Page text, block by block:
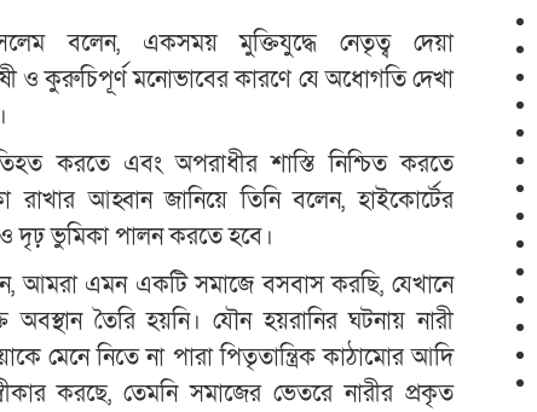
বলেন, একসময় মুক্তিযুদ্ধে নেতৃত্ব দেয়া
ও কুরুচিপূর্ণ মনোভাবের কারণে যে অধোগতি দেখা
করতে এবং অপরাধীর শাস্তি নিশ্চিত করতে
আহ্বান জানিয়ে তিনি বলেন, হাইকোর্টের
দৃঢ় ভুমিকা পালন করতে হবে।
আমরা এমন একটি সমাজে বসবাস করছি, যেখানে
তৈরি হয়নি। যৌন হয়রানির ঘটনায় নারী
মেনে নিতে না পারা পিতৃতান্ত্রিক কাঠামোর আদি
করছে, তেমনি সমাজের ভেতরে নারীর প্রকৃত